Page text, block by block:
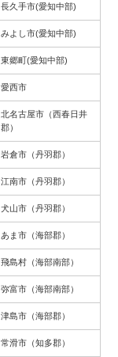
長久手市(愛知中部)
みよし市(愛知中部)
東郷町(愛知中部)
愛西市
北名古屋市（西春日井
郡）
岩倉市（丹羽郡）
江南市（丹羽郡）
犬山市（丹羽郡）
あま市（海部郡）
飛島村（海部南部）
弥富市（海部南部）
津島市（海部郡）
常滑市（知多郡）